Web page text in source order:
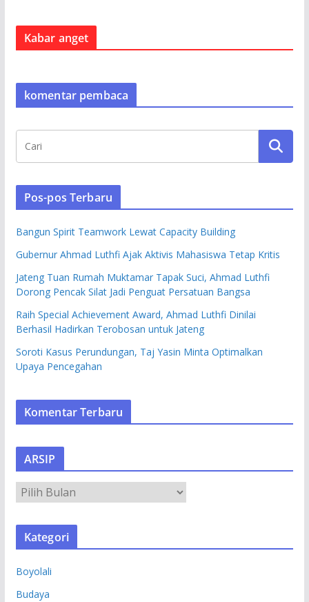
Kabar anget
komentar pembaca
Pos-pos Terbaru
Bangun Spirit Teamwork Lewat Capacity Building
Gubernur Ahmad Luthfi Ajak Aktivis Mahasiswa Tetap Kritis
Jateng Tuan Rumah Muktamar Tapak Suci, Ahmad Luthfi
Dorong Pencak Silat Jadi Penguat Persatuan Bangsa
Raih Special Achievement Award, Ahmad Luthfi Dinilai
Berhasil Hadirkan Terobosan untuk Jateng
Soroti Kasus Perundungan, Taj Yasin Minta Optimalkan
Upaya Pencegahan
Komentar Terbaru
ARSIP
S
Kategori
Boyolali
Budaya